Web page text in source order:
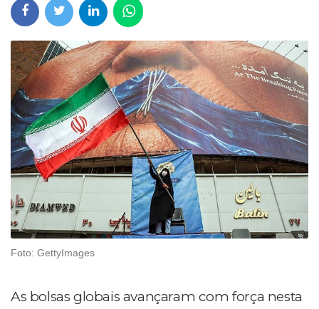
Foto: GettyImages
As bolsas globais avançaram com força nesta